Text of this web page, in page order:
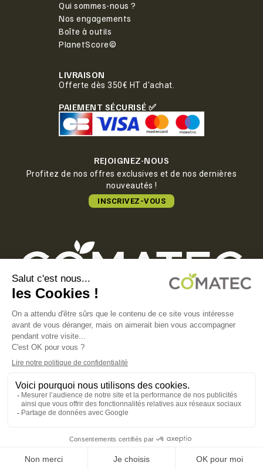
Qui sommes-nous ?
Nos engagements
Boîte à outils
PlanetScore©
LIVRAISON
Offerte dès 350€ HT d'achat.
PAIEMENT SÉCURISÉ ✅
REJOIGNEZ-NOUS
Profitez de nos offres exclusives et de nos dernières
nouveautés !
INSCRIVEZ-VOUS
COMATEC PACKAGING
Boulevard François-Xavier Fafeur
11000 Carcassonne, FRANCE
POLITIQUE DE CONFIDENTIALITÉ
POLITIQUE EN MATIÈRE DE COOKIES
CGV